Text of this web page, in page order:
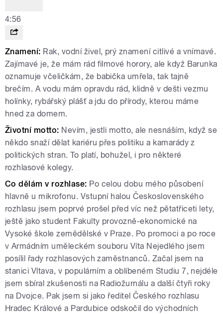
4:56
Znamení: Rak, vodní živel, prý znamení citlivé a vnímavé.
Zajímavé je, že mám rád filmové horory, ale když Barunka
oznamuje včeličkám, že babička umřela, tak tajně
brečím. A vodu mám opravdu rád, klidně v dešti vezmu
holínky, rybářský plášť a jdu do přírody, kterou máme
hned za domem.
Životní motto: Nevím, jestli motto, ale nesnáším, když se
někdo snaží dělat kariéru přes politiku a kamarády z
politických stran. To platí, bohužel, i pro některé
rozhlasové kolegy.
Co dělám v rozhlase: Po celou dobu mého působení
hlavně u mikrofonu. Vstupní halou Československého
rozhlasu jsem poprvé prošel před víc než pětatřiceti lety,
ještě jako student Fakulty provozně-ekonomické na
Vysoké škole zemědělské v Praze. Po promoci a po roce
v Armádním uměleckém souboru Víta Nejedlého jsem
posílil řady rozhlasových zaměstnanců. Začal jsem na
stanici Vltava, v populárním a oblíbeném Studiu 7, nejdéle
jsem sbíral zkušenosti na Radiožurnálu a další čtyři roky
na Dvojce. Pak jsem si jako ředitel Českého rozhlasu
Hradec Králové a Pardubice odskočil do východních